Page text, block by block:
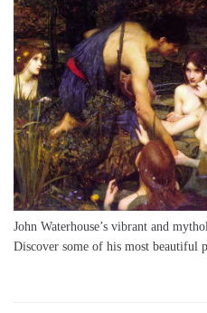
John Waterhouse’s vibrant and
Discover some of his most beautiful